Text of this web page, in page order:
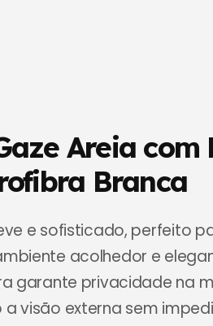
Areia com
Branca
e sofisticado, perfeito
acolhedor e
garante privacidade na
visão externa sem